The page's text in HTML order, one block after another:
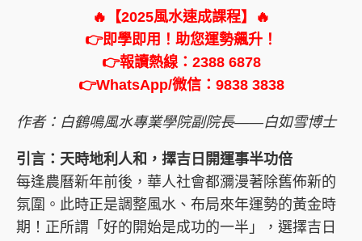
🔥【2025風水速成課程】🔥
👉即學即用！助您運勢飆升！
👉報讀熱線：2388 6878
👉WhatsApp/微信：9838 3838
作者：白鶴鳴風水專業學院副院長——白如雪博士
引言：天時地利人和，擇吉日開運事半功倍
每逢農曆新年前後，華人社會都瀰漫著除舊佈新的
氛圍。此時正是調整風水、布局來年運勢的黃金時
期！正所謂「好的開始是成功的一半」，選擇吉日